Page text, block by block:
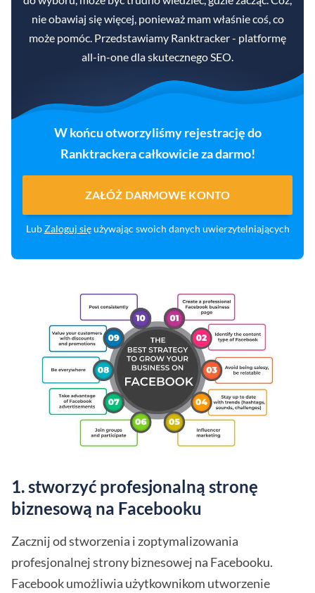
nie obawiaj się więcej, ponieważ mam właśnie coś, co
może pomóc. Przedstawiamy Ranktracker - platformę
all-in-one dla skutecznego SEO.
W końcu otworzyliśmy rejestrację do
Ranktrackera całkowicie za darmo!
ZAŁÓŻ DARMOWE KONTO
LubZaloguj sięużywając swoich danych uwierzytelniających
1. stworzyć profesjonalną stronę
biznesową na Facebooku
Zacznij od stworzenia i zoptymalizowania
profesjonalnej strony biznesowej na Facebooku.
Facebook umożliwia użytkownikom utworzenie